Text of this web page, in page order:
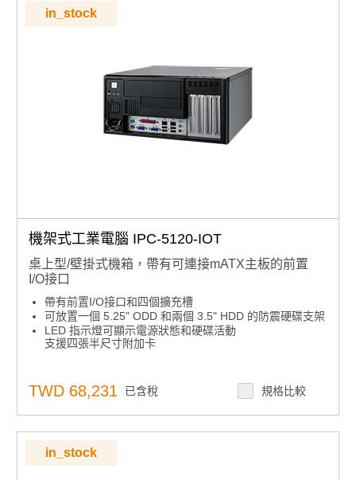
in_stock
機架式工業電腦 IPC-5120-IOT
桌上型/壁掛式機箱，帶有可連接mATX主板的前置
I/O接口
帶有前置I/O接口和四個擴充槽
可放置一個 5.25" ODD 和兩個 3.5" HDD 的防震硬碟支架
LED 指示燈可顯示電源狀態和硬碟活動
支援四張半尺寸附加卡
TWD 68,231 已含稅 規格比較
in_stock